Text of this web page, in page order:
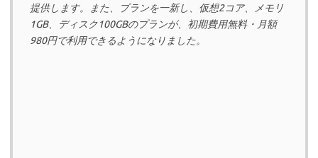
提供します。また、プランを一新し、仮想2コア、メモリ
1GB、ディスク100GBのプランが、初期費用無料・月額
980円で利用できるようになりました。